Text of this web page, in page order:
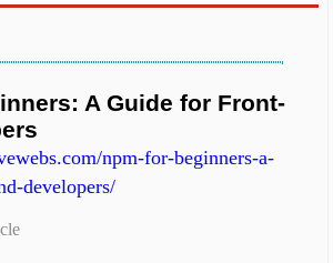
A Guide for Front-
npm-for-beginners-a-
developers/